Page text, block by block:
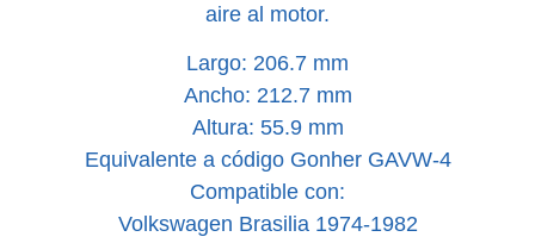
aire al motor.
Largo: 206.7 mm
Ancho: 212.7 mm
Altura: 55.9 mm
Equivalente a código Gonher GAVW-4
Compatible con:
Volkswagen Brasilia 1974-1982